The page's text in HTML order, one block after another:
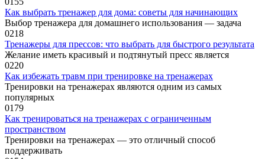
Как выбрать тренажер для дома: советы для начинающих
Выбор тренажера для домашнего использования — задача
0218
Тренажеры для прессов: что выбрать для быстрого результата
Желание иметь красивый и подтянутый пресс является
0220
Как избежать травм при тренировке на тренажерах
Тренировки на тренажерах являются одним из самых
популярных
0179
Как тренироваться на тренажерах с ограниченным
пространством
Тренировки на тренажерах — это отличный способ
поддерживать